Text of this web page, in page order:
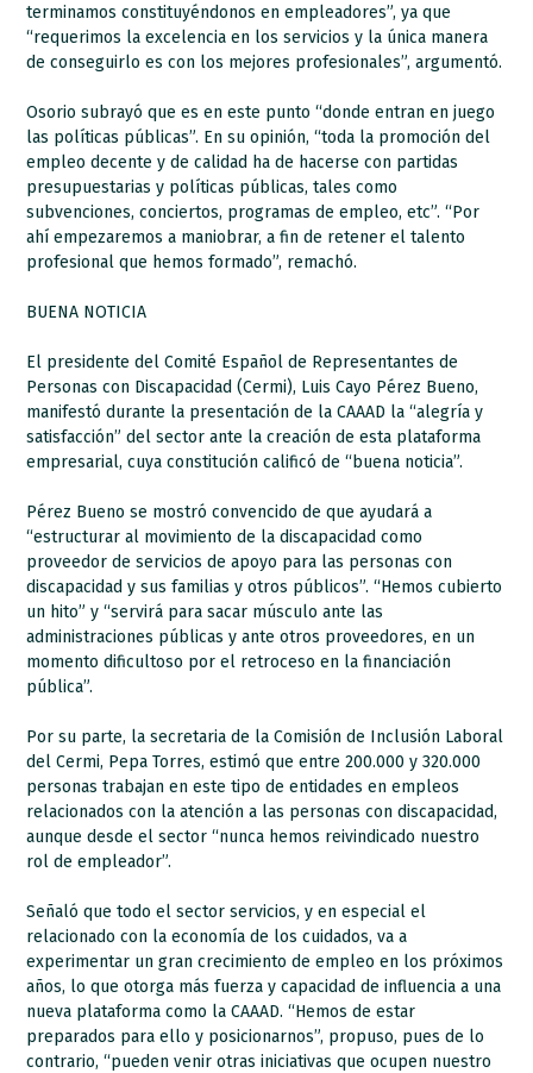
terminamos constituyéndonos en empleadores”, ya que
“requerimos la excelencia en los servicios y la única manera
de conseguirlo es con los mejores profesionales”, argumentó.
Osorio subrayó que es en este punto “donde entran en juego
las políticas públicas”. En su opinión, “toda la promoción del
empleo decente y de calidad ha de hacerse con partidas
presupuestarias y políticas públicas, tales como
subvenciones, conciertos, programas de empleo, etc”. “Por
ahí empezaremos a maniobrar, a fin de retener el talento
profesional que hemos formado”, remachó.
BUENA NOTICIA
El presidente del Comité Español de Representantes de
Personas con Discapacidad (Cermi), Luis Cayo Pérez Bueno,
manifestó durante la presentación de la CAAAD la “alegría y
satisfacción” del sector ante la creación de esta plataforma
empresarial, cuya constitución calificó de “buena noticia”.
Pérez Bueno se mostró convencido de que ayudará a
“estructurar al movimiento de la discapacidad como
proveedor de servicios de apoyo para las personas con
discapacidad y sus familias y otros públicos”. “Hemos cubierto
un hito” y “servirá para sacar músculo ante las
administraciones públicas y ante otros proveedores, en un
momento dificultoso por el retroceso en la financiación
pública”.
Por su parte, la secretaria de la Comisión de Inclusión Laboral
del Cermi, Pepa Torres, estimó que entre 200.000 y 320.000
personas trabajan en este tipo de entidades en empleos
relacionados con la atención a las personas con discapacidad,
aunque desde el sector “nunca hemos reivindicado nuestro
rol de empleador”.
Señaló que todo el sector servicios, y en especial el
relacionado con la economía de los cuidados, va a
experimentar un gran crecimiento de empleo en los próximos
años, lo que otorga más fuerza y capacidad de influencia a una
nueva plataforma como la CAAAD. “Hemos de estar
preparados para ello y posicionarnos”, propuso, pues de lo
contrario, “pueden venir otras iniciativas que ocupen nuestro